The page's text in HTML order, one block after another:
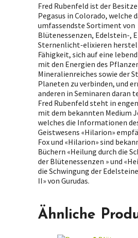
Fred Rubenfeld ist der
Pegasus in Colorado, welche
umfassendste Sortiment von
Blütenessenzen, Edelstein-,
Sternenlicht-elixieren
Fähigkeit, sich auf eine
mit den Energien des
Mineralienreiches sowie der
Planeten zu verbinden, und
anderen in Seminaren daran
Fred Rubenfeld steht in
mit dem bekannten Medium
welches die Informationen
Geistwesens «Hilarion»
Fox und «Hilarion» sind
Büchern «Heilung durch die
der Blütenessenzen » und
die Schwingung der
II» von Gurudas.
Ähnliche